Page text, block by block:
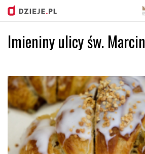
Przejdź
do
Imieniny ulicy św. Marcin